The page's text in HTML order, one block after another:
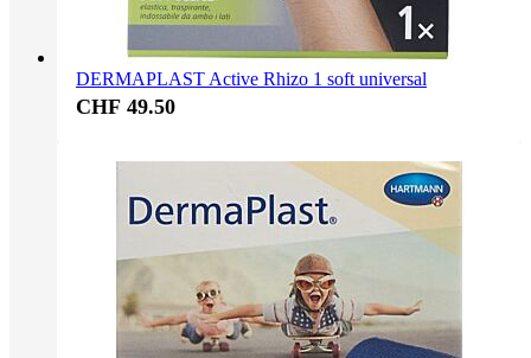
DERMAPLAST Active Rhizo 1 soft universal
CHF 49.50